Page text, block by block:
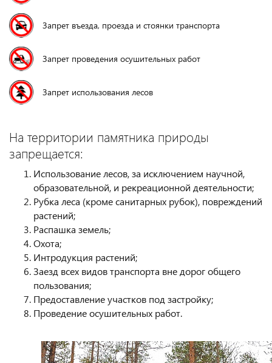
Запрет въезда, проезда и стоянки транспорта
Запрет проведения осушительных работ
Запрет использования лесов
На территории памятника природы
запрещается:
Использование лесов, за исключением научной,
образовательной, и рекреационной деятельности;
Рубка леса (кроме санитарных рубок), повреждений
растений;
Распашка земель;
Охота;
Интродукция растений;
Заезд всех видов транспорта вне дорог общего
пользования;
Предоставление участков под застройку;
Проведение осушительных работ.